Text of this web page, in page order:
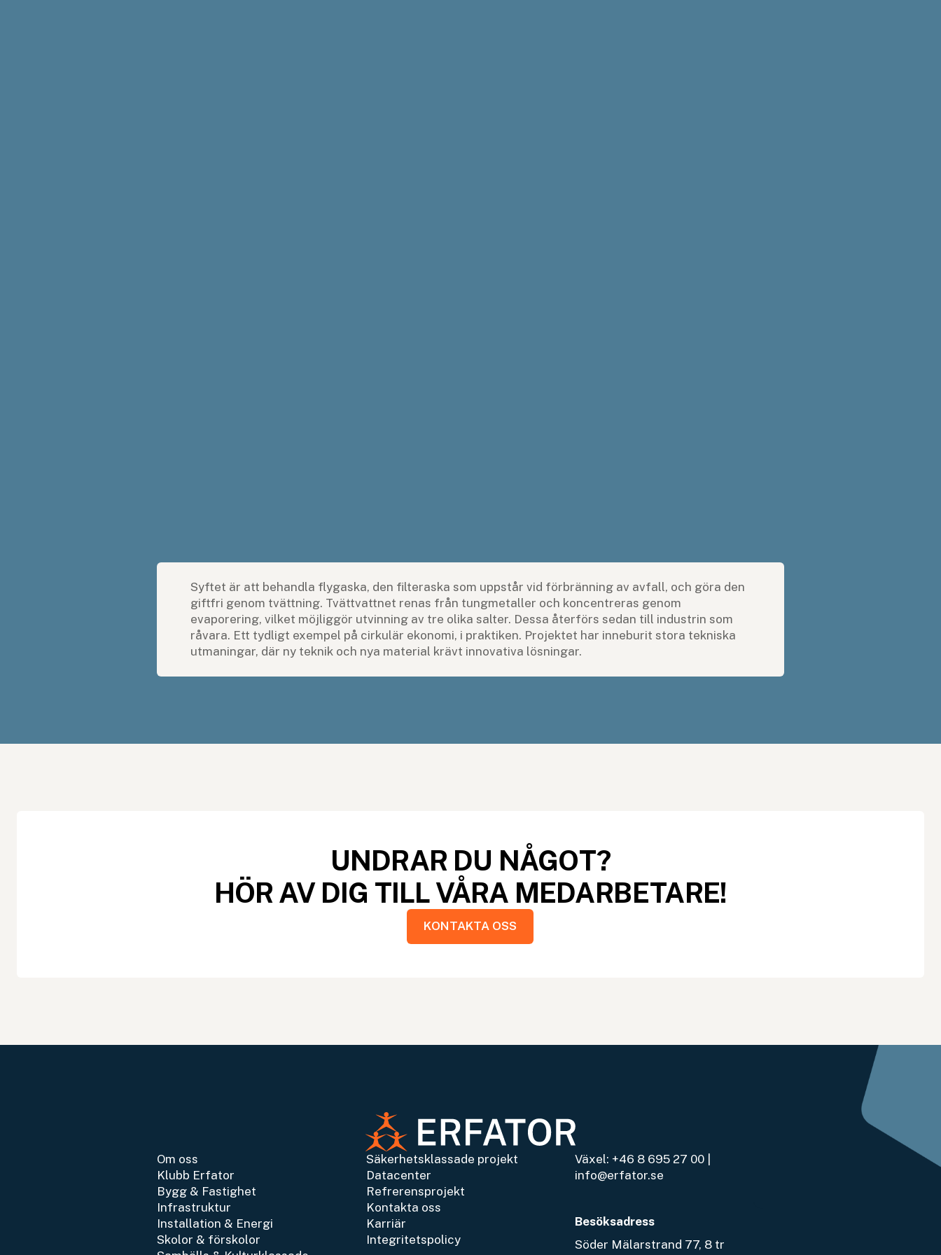
Syftet är att behandla flygaska, den filteraska som uppstår vid förbränning av avfall, och göra den
giftfri genom tvättning. Tvättvattnet renas från tungmetaller och koncentreras genom
evaporering, vilket möjliggör utvinning av tre olika salter. Dessa återförs sedan till industrin som
råvara. Ett tydligt exempel på cirkulär ekonomi, i praktiken. Projektet har inneburit stora tekniska
utmaningar, där ny teknik och nya material krävt innovativa lösningar.
UNDRAR DU NÅGOT?
HÖR AV DIG TILL VÅRA MEDARBETARE!
KONTAKTA OSS
KONTAKTA OSS
Om oss
Klubb Erfator
Bygg & Fastighet
Infrastruktur
Installation & Energi
Skolor & förskolor
Säkerhetsklassade projekt
Datacenter
Refrerensprojekt
Kontakta oss
Karriär
Integritetspolicy
Växel: +46 8 695 27 00
info@erfator.se
Besöksadress
Söder Mälarstrand 77, 8 tr